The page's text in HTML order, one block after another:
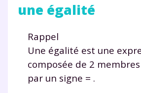
une égalité
Rappel
Une égalité est une
composée de 2
par un signe = .